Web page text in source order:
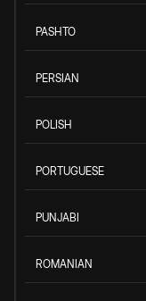
PASHTO
PERSIAN
POLISH
PORTUGUESE
PUNJABI
ROMANIAN